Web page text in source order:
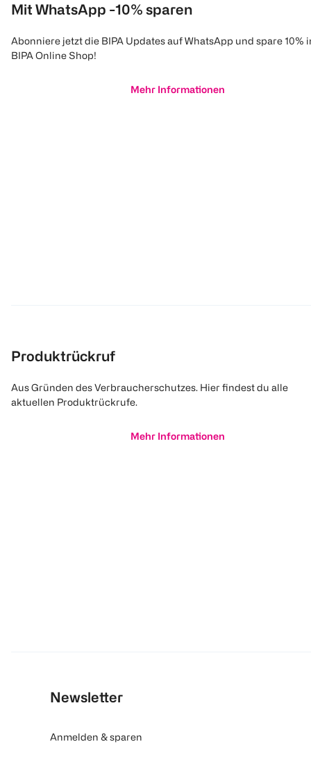
Mit WhatsApp -10% sparen
Abonniere jetzt die BIPA Updates auf WhatsApp und spare 10%
BIPA Online Shop!
Mehr Informationen
Produktrückruf
Aus Gründen des Verbraucherschutzes. Hier findest du alle
aktuellen Produktrückrufe.
Mehr Informationen
Newsletter
Anmelden & sparen